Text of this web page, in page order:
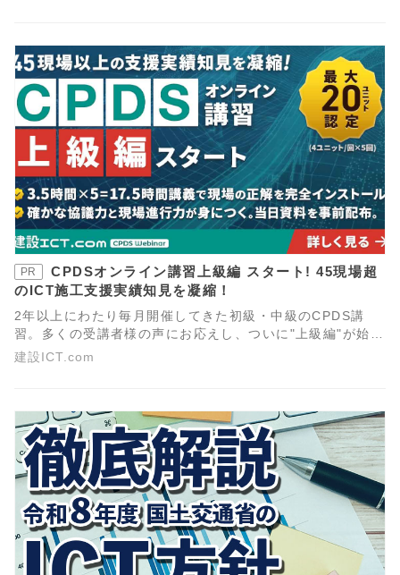
PR
CPDSオンライン講習上級編 スタート! 45現場超
のICT施工支援実績知見を凝縮！
2年以上にわたり毎月開催してきた初級・中級のCPDS講
習。多くの受講者様の声にお応えし、ついに"上級編"が始動
します。現場を動かすリーダーに必要なのは、個々の操作
建設ICT.com